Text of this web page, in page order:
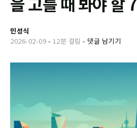
민성식
2026-02-09 - 12분 걸림 - 댓글 남기기